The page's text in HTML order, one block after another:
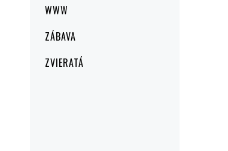
WWW
ZÁBAVA
ZVIERATÁ